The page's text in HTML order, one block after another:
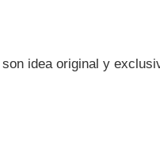
idea original y